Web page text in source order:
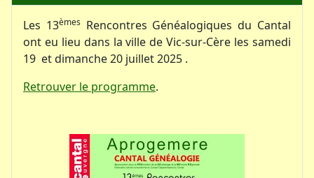
Les 13èmes Rencontres Généalogiques du Cantal
ont eu lieu dans la ville de Vic-sur-Cère les samedi
19 et dimanche 20 juillet 2025 .
Retrouver le programme.